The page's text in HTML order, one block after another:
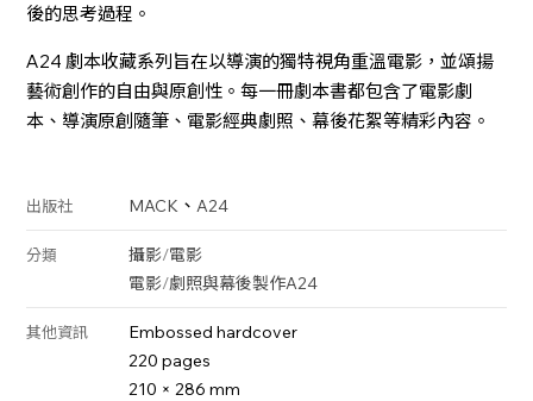
後的思考過程。
A24 劇本收藏系列旨在以導演的獨特視角重溫電影，並頌揚
藝術創作的自由與原創性。每一冊劇本書都包含了電影劇
本、導演原創隨筆、電影經典劇照、幕後花絮等精彩內容。
出版社 MACK 、 A24
分類 攝影/電影
電影/劇照與幕後製作A24
其他資訊
Embossed hardcover
220 pages
210 × 286 mm